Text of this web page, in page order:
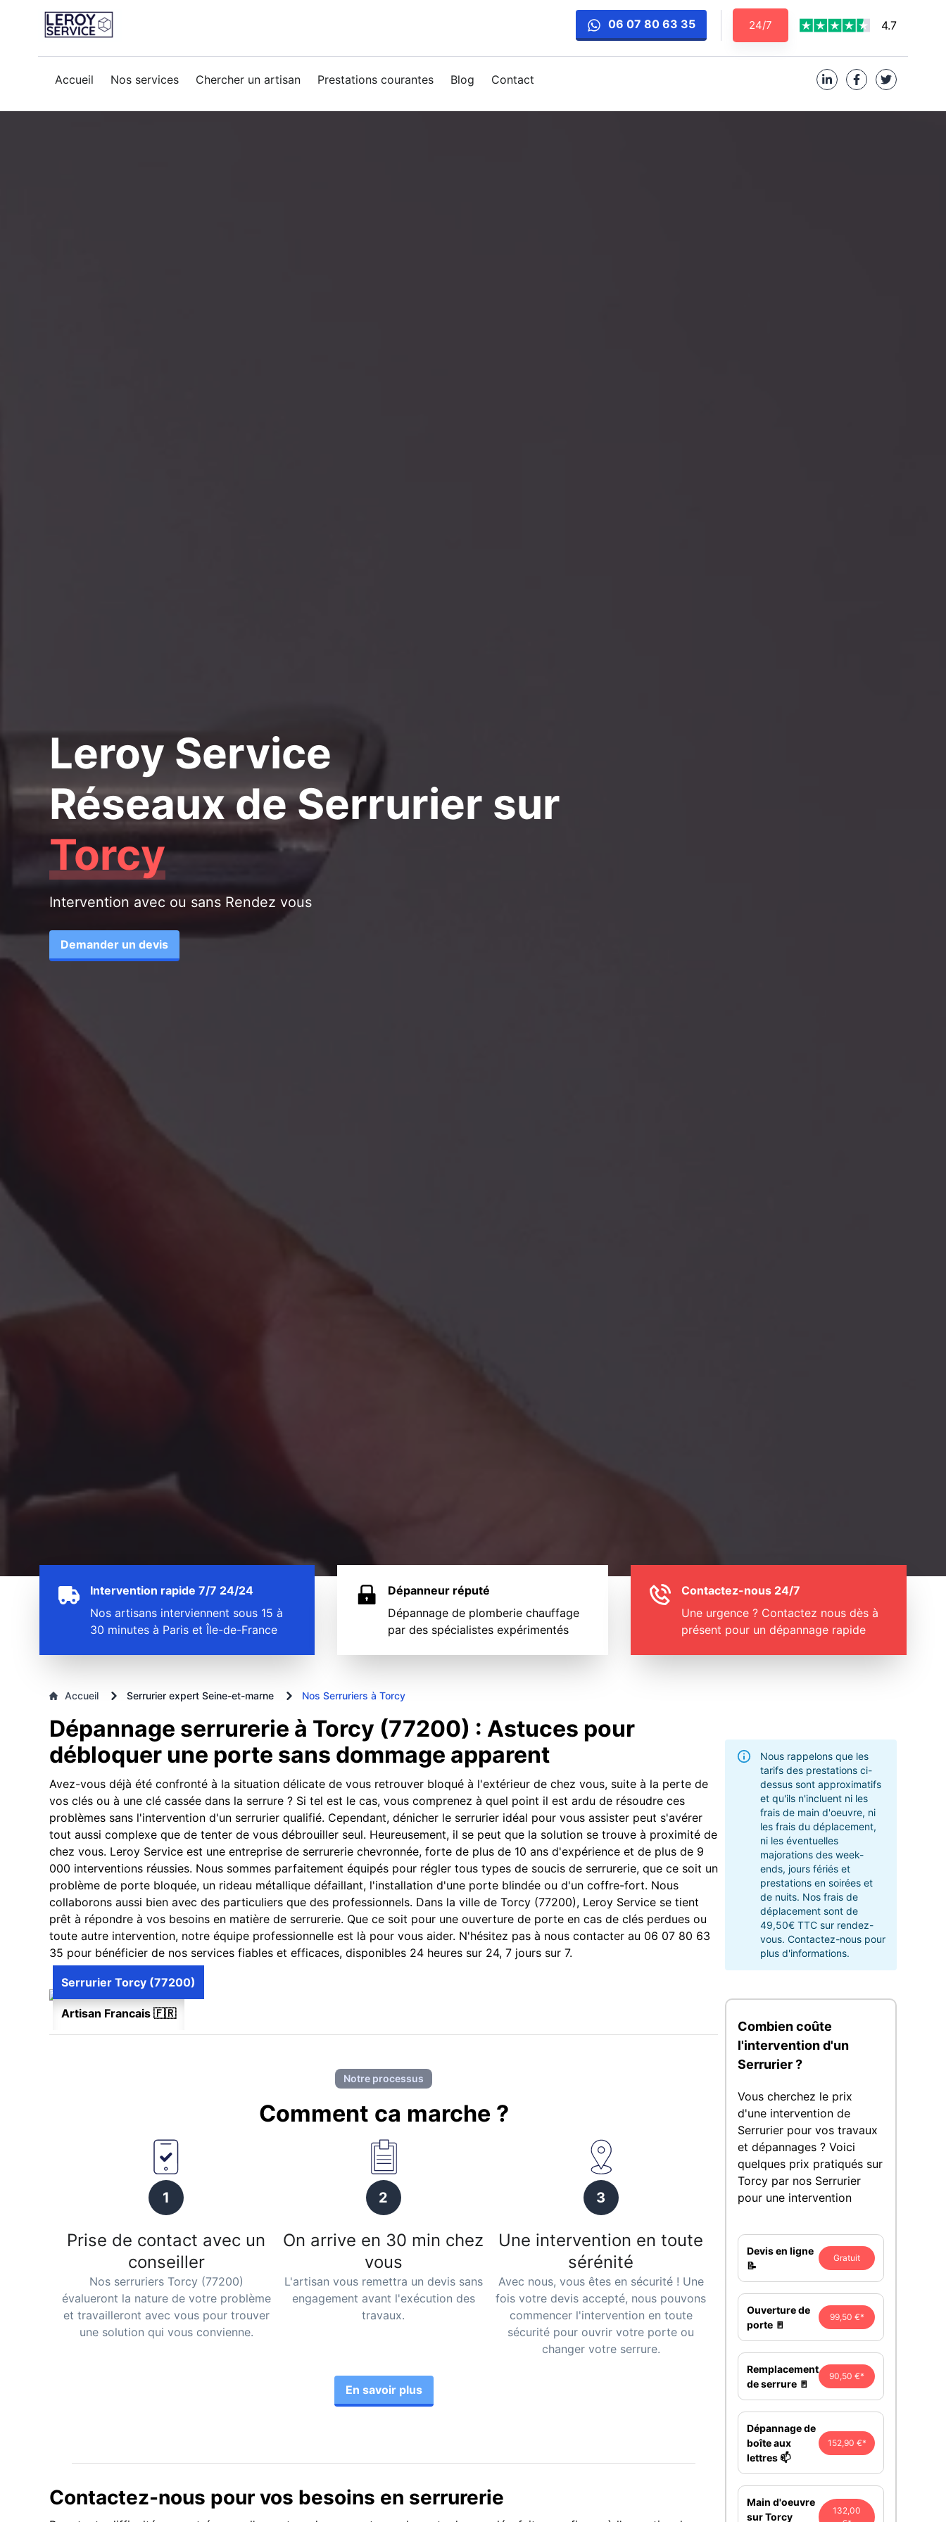
06 07 80 63 35 24/7 4.7
Accueil Nos services Chercher un artisan Prestations courantes Blog Contact
Leroy Service
Réseaux de Serrurier sur
Torcy
Intervention avec ou sans Rendez vous
Demander un devis
Intervention rapide 7/7 24/24
Nos artisans interviennent sous 15 à
30 minutes à Paris et Île-de-France
Dépanneur réputé
Dépannage de plomberie chauffage
par des spécialistes expérimentés
Contactez-nous 24/7
Une urgence ? Contactez nous dès à
présent pour un dépannage rapide
Accueil Serrurier expert Seine-et-marne Nos Serruriers à Torcy
Dépannage serrurerie à Torcy (77200) : Astuces pour
débloquer une porte sans dommage apparent
Avez-vous déjà été confronté à la situation délicate de vous retrouver bloqué à l'extérieur de chez vous, suite à la perte de
vos clés ou à une clé cassée dans la serrure ? Si tel est le cas, vous comprenez à quel point il est ardu de résoudre ces
problèmes sans l'intervention d'un serrurier qualifié. Cependant, dénicher le serrurier idéal pour vous assister peut s'avérer
tout aussi complexe que de tenter de vous débrouiller seul. Heureusement, il se peut que la solution se trouve à proximité de
chez vous. Leroy Service est une entreprise de serrurerie chevronnée, forte de plus de 10 ans d'expérience et de plus de 9
000 interventions réussies. Nous sommes parfaitement équipés pour régler tous types de soucis de serrurerie, que ce soit un
problème de porte bloquée, un rideau métallique défaillant, l'installation d'une porte blindée ou d'un coffre-fort. Nous
collaborons aussi bien avec des particuliers que des professionnels. Dans la ville de Torcy (77200), Leroy Service se tient
prêt à répondre à vos besoins en matière de serrurerie. Que ce soit pour une ouverture de porte en cas de clés perdues ou
toute autre intervention, notre équipe professionnelle est là pour vous aider. N'hésitez pas à nous contacter au 06 07 80 63
35 pour bénéficier de nos services fiables et efficaces, disponibles 24 heures sur 24, 7 jours sur 7.
Artisan Francais 🇫🇷
Serrurier Torcy (77200)
Notre processus
Comment ca marche ?
1
Prise de contact avec un
conseiller
Nos serruriers Torcy (77200)
évalueront la nature de votre problème
et travailleront avec vous pour trouver
une solution qui vous convienne.
2
On arrive en 30 min chez
vous
L'artisan vous remettra un devis sans
engagement avant l'exécution des
travaux.
3
Une intervention en toute
sérénité
Avec nous, vous êtes en sécurité ! Une
fois votre devis accepté, nous pouvons
commencer l'intervention en toute
sécurité pour ouvrir votre porte ou
changer votre serrure.
En savoir plus
Contactez-nous pour vos besoins en serrurerie
Nous rappelons que les
tarifs des prestations ci-
dessus sont approximatifs
et qu'ils n'incluent ni les
frais de main d'oeuvre, ni
les frais du déplacement,
ni les éventuelles
majorations des week-
ends, jours fériés et
prestations en soirées et
de nuits. Nos frais de
déplacement sont de
49,50€ TTC sur rendez-
vous. Contactez-nous pour
plus d'informations.
Combien coûte
l'intervention d'un
Serrurier ?
Vous cherchez le prix
d'une intervention de
Serrurier pour vos travaux
et dépannages ? Voici
quelques prix pratiqués sur
Torcy par nos Serrurier
pour une intervention
Devis en ligne
📝
Gratuit
Ouverture de
porte 🚪
99,50 €*
Remplacement
de serrure 🚪
90,50 €*
Dépannage de
boîte aux
lettres 📫
152,90 €*
Main d'oeuvre
sur Torcy
132,00